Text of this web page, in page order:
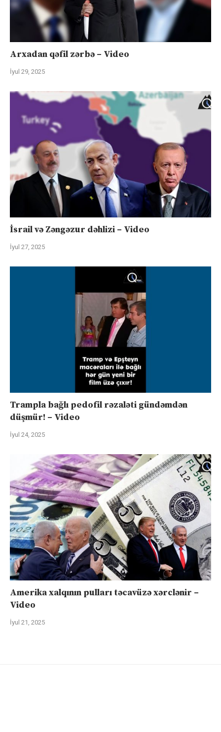
Arxadan qəfil zərbə – Video
İyul 29, 2025
İsrail və Zəngəzur dəhlizi – Video
İyul 27, 2025
Trampla bağlı pedofil rəzaləti gündəmdən
düşmür! – Video
İyul 24, 2025
Amerika xalqının pulları təcavüzə xərclənir –
Video
İyul 21, 2025